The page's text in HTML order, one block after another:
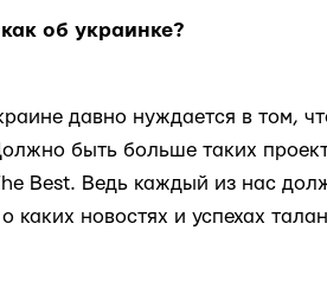
об украинке?
давно нуждается в том,
быть больше таких
Best. Ведь каждый из нас
новостях и успехах